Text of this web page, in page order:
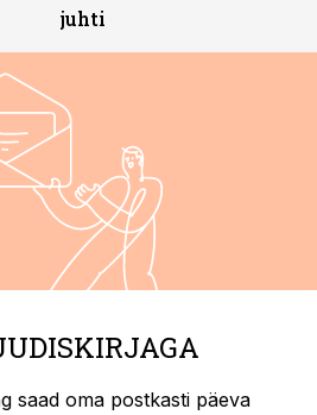
juhti
saad oma postkasti päeva